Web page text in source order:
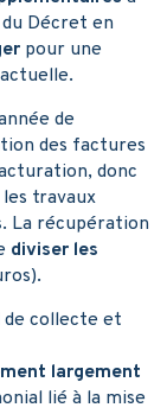
Décret en
pour une
de
des factures
donc
travaux
. La récupération
diviser les
collecte et
largement
lié à la mise